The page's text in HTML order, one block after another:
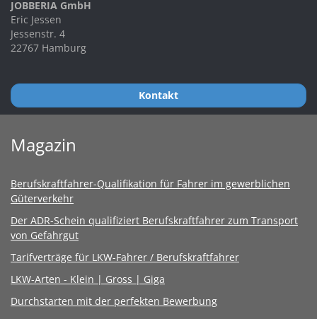
JOBBERIA GmbH
Eric Jessen
Jessenstr. 4
22767 Hamburg
Kontakt
Magazin
Berufskraftfahrer-Qualifikation für Fahrer im gewerblichen
Güterverkehr
Der ADR-Schein qualifiziert Berufskraftfahrer zum Transport
von Gefahrgut
Tarifverträge für LKW-Fahrer / Berufskraftfahrer
LKW-Arten - Klein | Gross | Giga
Durchstarten mit der perfekten Bewerbung